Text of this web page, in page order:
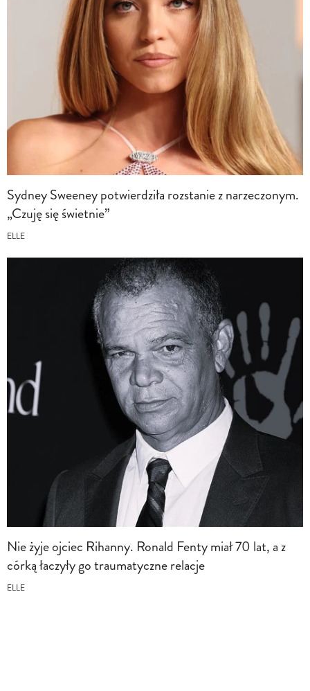
Sydney Sweeney potwierdziła rozstanie z narzeczonym.
„Czuję się świetnie”
ELLE
Nie żyje ojciec Rihanny. Ronald Fenty miał 70 lat, a z
córką łaczyły go traumatyczne relacje
ELLE